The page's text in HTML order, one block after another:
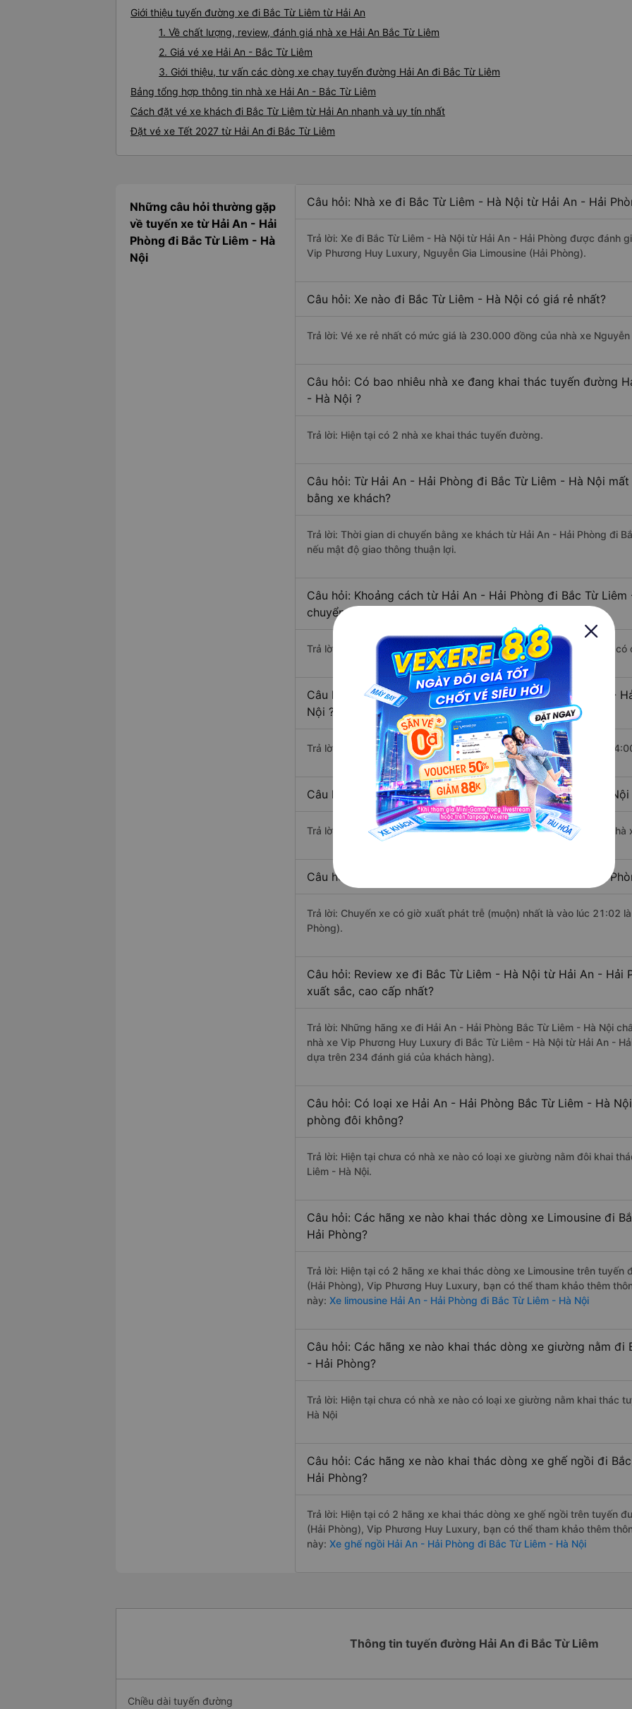
Giới thiệu tuyến đường xe đi Bắc Từ Liêm từ Hải An
1. Về chất lượng, review, đánh giá nhà xe Hải An Bắc Từ Liêm
2. Giá vé xe Hải An - Bắc Từ Liêm
3. Giới thiệu, tư vấn các dòng xe chạy tuyến đường Hải An đi Bắc Từ Liêm
Bảng tổng hợp thông tin nhà xe Hải An - Bắc Từ Liêm
Cách đặt vé xe khách đi Bắc Từ Liêm từ Hải An nhanh và uy tín nhất
Đặt vé xe Tết 2027 từ Hải An đi Bắc Từ Liêm
Những câu hỏi thường gặp
về tuyến xe từ Hải An - Hải
Phòng đi Bắc Từ Liêm - Hà
Nội
Câu hỏi: Nhà xe đi Bắc Từ Liêm - Hà Nội từ Hải An - Hải
Trả lời: Xe đi Bắc Từ Liêm - Hà Nội từ Hải An - Hải Phòng được đánh
Vip Phương Huy Luxury, Nguyễn Gia Limousine (Hải Phòng).
Câu hỏi: Xe nào đi Bắc Từ Liêm - Hà Nội có giá rẻ nhất?
Trả lời: Vé xe rẻ nhất có mức giá là 230.000 đồng của nhà xe Nguyễn
Câu hỏi: Có bao nhiêu nhà xe đang khai thác tuyến đường
- Hà Nội ?
Trả lời: Hiện tại có 2 nhà xe khai thác tuyến đường.
Câu hỏi: Từ Hải An - Hải Phòng đi Bắc Từ Liêm - Hà Nội
bằng xe khách?
Trả lời: Thời gian di chuyển bằng xe khách từ Hải An - Hải Phòng đi
nếu mật độ giao thông thuận lợi.
Câu hỏi: Khoảng cách từ Hải An - Hải Phòng đi Bắc Từ
chuyển bằng xe khách?
Trả lời: Đoạn đường đi Bắc Từ Liêm - Hà Nội từ Hải An - Hải Phòng
Câu hỏi: Mỗi ngày có bao nhiêu chuyến xe khách Hải An -
Nội ?
Trả lời: Trung bình mỗi ngày có khoảng 126 chuyến xe bắt đầu từ
Câu hỏi: Nhà xe đi Hải An - Hải Phòng Bắc Từ Liêm - Hà
Trả lời: Chuyến xe có giờ xuất phát sớm nhất vào lúc 4:00 là của nhà
Câu hỏi: Nhà xe đi Bắc Từ Liêm - Hà Nội từ Hải An - Hải
Trả lời: Chuyến xe có giờ xuất phát trễ (muộn) nhất là vào lúc 21:02
Phòng).
Câu hỏi: Review xe đi Bắc Từ Liêm - Hà Nội từ Hải An - Hải
xuất sắc, cao cấp nhất?
Trả lời: Những hãng xe đi Hải An - Hải Phòng Bắc Từ Liêm - Hà Nội
nhà xe Vip Phương Huy Luxury đi Bắc Từ Liêm - Hà Nội từ Hải An -
dựa trên 234 đánh giá của khách hàng).
Câu hỏi: Có loại xe Hải An - Hải Phòng Bắc Từ Liêm - Hà
phòng đôi không?
Trả lời: Hiện tại chưa có nhà xe nào có loại xe giường nằm đôi khai
Liêm - Hà Nội.
Câu hỏi: Các hãng xe nào khai thác dòng xe Limousine đi
Hải Phòng?
Trả lời: Hiện tại có 2 hãng xe khai thác dòng xe Limousine trên tuyến
(Hải Phòng), Vip Phương Huy Luxury, bạn có thể tham khảo thêm
này: Xe limousine Hải An - Hải Phòng đi Bắc Từ Liêm - Hà Nội
Câu hỏi: Các hãng xe nào khai thác dòng xe giường nằm đi
- Hải Phòng?
Trả lời: Hiện tại chưa có nhà xe nào có loại xe giường nằm khai thác
Hà Nội
Câu hỏi: Các hãng xe nào khai thác dòng xe ghế ngồi đi
Hải Phòng?
Trả lời: Hiện tại có 2 hãng xe khai thác dòng xe ghế ngồi trên tuyến
(Hải Phòng), Vip Phương Huy Luxury, bạn có thể tham khảo thêm
này: Xe ghế ngồi Hải An - Hải Phòng đi Bắc Từ Liêm - Hà Nội
Thông tin tuyến đường Hải An đi Bắc Từ Liêm
Chiều dài tuyến đường